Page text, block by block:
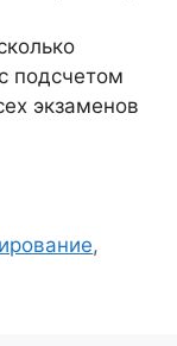
подсчетом
экзаменов
,